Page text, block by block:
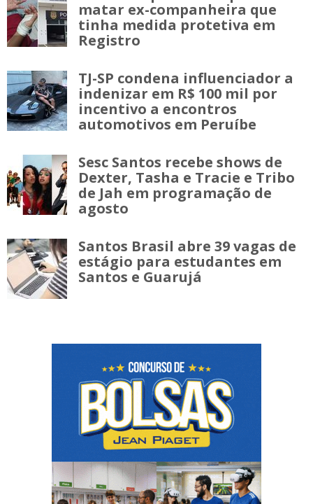
matar ex-companheira que
tinha medida protetiva em
Registro
TJ-SP condena influenciador a
indenizar em R$ 100 mil por
incentivo a encontros
automotivos em Peruíbe
Sesc Santos recebe shows de
Dexter, Tasha e Tracie e Tribo
de Jah em programação de
agosto
Santos Brasil abre 39 vagas de
estágio para estudantes em
Santos e Guarujá